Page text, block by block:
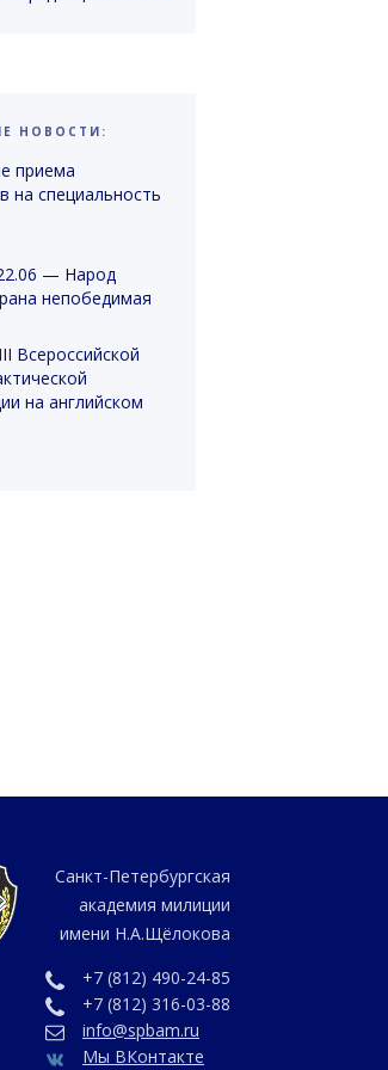
НОВОСТИ:
приема
на специальность
— Народ
непобедимая
Всероссийской
на английском
Санкт-Петербургская
академия милиции
имени Н.А.Щёлокова
+7 (812) 490-24-85
+7 (812) 316-03-88
info@spbam.ru
Мы ВКонтакте